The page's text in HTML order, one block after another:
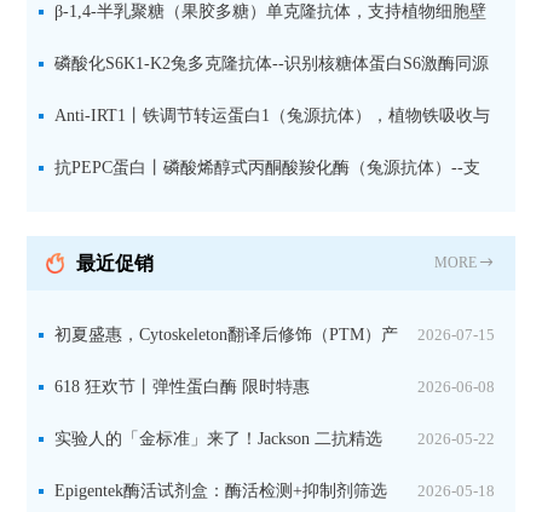
全面捕获植物信号转导枢纽蛋白
β-1,4-半乳聚糖（果胶多糖）单克隆抗体，支持植物细胞壁
果胶多糖精细结构解析
磷酸化S6K1-K2兔多克隆抗体--识别核糖体蛋白S6激酶同源
蛋白1-2的激活状态
Anti-IRT1丨铁调节转运蛋白1（兔源抗体），植物铁吸收与
微量元素代谢研究的关键工具
抗PEPC蛋白丨磷酸烯醇式丙酮酸羧化酶（兔源抗体）--支
最近促销 MORE
2026-07-15
初夏盛惠，Cytoskeleton翻译后修饰（PTM）产
品线放价啦！ 2026-06-08
618 狂欢节丨弹性蛋白酶 限时特惠
2026-05-22
实验人的「金标准」来了！Jackson 二抗精选
限时一口价，手慢无！ 2026-05-18
Epigentek酶活试剂盒：酶活检测+抑制剂筛选